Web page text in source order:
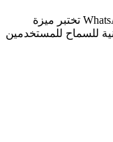
ذكرت WABetaInfo يوم أمس الاثنين أن WhatsApp تختبر ميزة
للسماح للمستخدمين